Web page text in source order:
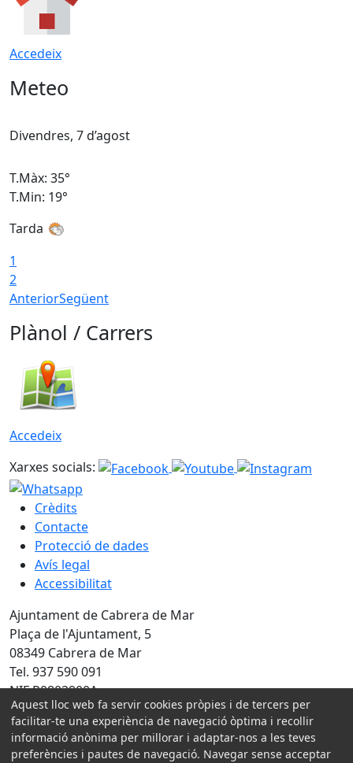
Accedeix
Meteo
Divendres, 7 d’agost
T.Màx: 35°
T.Min: 19°
Tarda
1
2
AnteriorSegüent
Plànol / Carrers
Accedeix
Xarxes socials:
Crèdits
Contacte
Protecció de dades
Avís legal
Accessibilitat
Ajuntament de Cabrera de Mar
Plaça de l'Ajuntament, 5
08349 Cabrera de Mar
Tel. 937 590 091
NIF P0802900A
Amb la col·laboració de:
Aquest lloc web fa servir cookies pròpies i de tercers per
facilitar-te una experiència de navegació òptima i recollir
informació anònima per millorar i adaptar-nos a les teves
preferències i pautes de navegació. Navegar sense acceptar